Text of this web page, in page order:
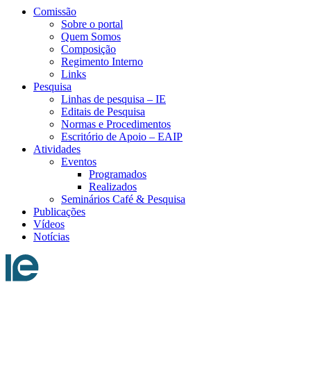
Comissão
Sobre o portal
Quem Somos
Composição
Regimento Interno
Links
Pesquisa
Linhas de pesquisa – IE
Editais de Pesquisa
Normas e Procedimentos
Escritório de Apoio – EAIP
Atividades
Eventos
Programados
Realizados
Seminários Café & Pesquisa
Publicações
Vídeos
Notícias